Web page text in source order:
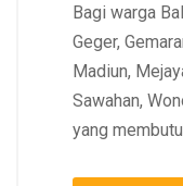
Bagi warga
Geger,
Madiun,
Sawahan,
yang